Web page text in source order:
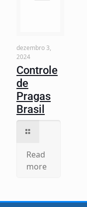
dezembro 3,
2024
Controle
de
Pragas
Brasil
Read
more